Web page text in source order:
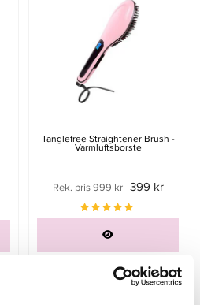
Tanglefree Straightener Brush -
Varmluftsborste
Rek. pris 999 kr 399 kr